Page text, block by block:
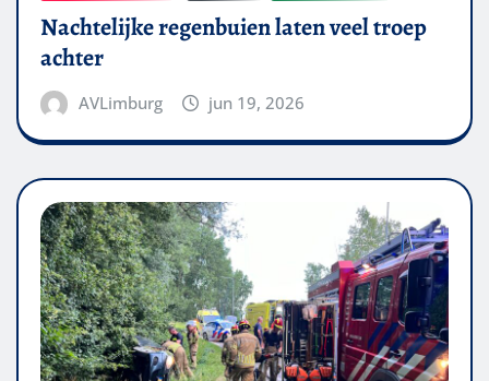
Nachtelijke regenbuien laten veel troep
achter
AVLimburg jun 19, 2026